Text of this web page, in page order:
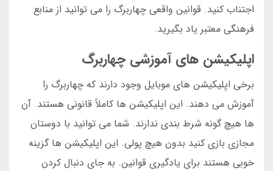
اجتناب کنید. قوانین واقعی چهاربرگ را می توانید از منابع
فرهنگی معتبر یاد بگیرید.
اپلیکیشن های آموزشی چهاربرگ
برخی اپلیکیشن های موبایل وجود دارند که چهاربرگ را
آموزش می دهند. این اپلیکیشن ها کاملاً قانونی هستند. آن
ها هیچ گونه شرط بندی ندارند. شما می توانید با دوستان
مجازی بازی کنید بدون هیچ پولی. این اپلیکیشن ها گزینه
خوبی هستند برای یادگیری قوانین. به جای دنبال کردن